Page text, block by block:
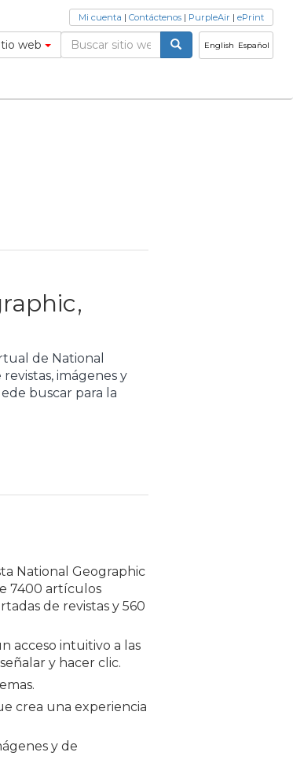
English Español
web
Mi cuenta | Contáctenos | PurpleAir | ePrint
de National
imágenes y
buscar para la
National Geographic
7400 artículos
de revistas y 560
acceso intuitivo a las
y hacer clic.
crea una experiencia
y de